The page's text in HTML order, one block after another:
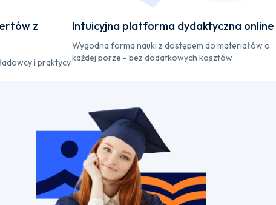
z
i praktycy
Intuicyjna platforma dydaktyczna online
Wygodna forma nauki z dostępem do materiałów o
każdej porze - bez dodatkowych kosztów